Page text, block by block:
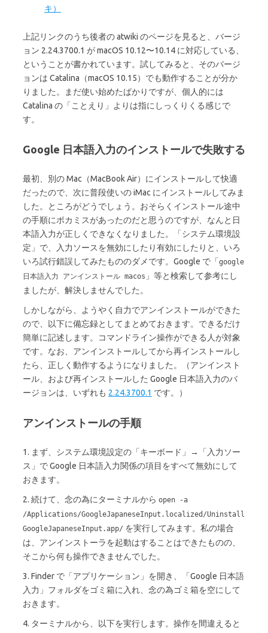
キ）
上記リンクのうち後者の atwiki のページを見ると、バージ
ョン 2.24.3700.1 が macOS 10.12〜10.14 に対応している、
ということが書かれています。試してみると、そのバージ
ョンは Catalina（macOS 10.15）でも動作することが分か
りました。まだ使い始めたばかりですが、個人的には
Catalina の「ことえり」よりは指にしっくりくる感じで
す。
Google 日本語入力のインストールで失敗する
最初、別の Mac（MacBook Air）にインストールして快適
だったので、次に普段使いの iMac にインストールしてみま
した。ところがどうでしょう。おそらくインストール途中
の手順にポカミスがあったのだと思うのですが、なんと日
本語入力が正しくできなくなりました。「システム環境設
定」で、入力ソースを無効にしたり有効にしたりと、いろ
いろ試行錯誤してみたもののダメです。Google で「google
日本語入力 アンインストール macos 」等と検索して参考にし
ましたが、解決しませんでした。
しかしながら、ようやく自力でアンインストールができた
ので、以下に備忘録としてまとめておきます。できるだけ
簡単に記述します。コマンドライン操作ができる人が対象
です。なお、アンインストールしてから再インストールし
たら、正しく動作するようになりました。（アンインスト
ール、および再インストールした Google 日本語入力のバ
ージョンは、いずれも 2.24.3700.1 です。）
アンインストールの手順
1. まず、システム環境設定の「キーボード」→「入力ソー
ス」で Google 日本語入力関係の項目をすべて無効にして
おきます。
2. 続けて、念の為にターミナルから open -a
/Applications/GoogleJapaneseInput.localized/Uninstall
GoogleJapaneseInput.app/ を実行してみます。私の場合
は、アンインストーラを起動はすることはできたものの、
そこから何も操作できませんでした。
3. Finder で「アプリケーション」を開き、「Google 日本語
入力」フォルダをゴミ箱に入れ、念の為ゴミ箱を空にして
おきます。
4. ターミナルから、以下を実行します。操作を間違えると